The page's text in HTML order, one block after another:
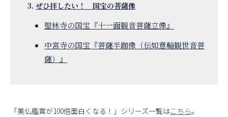
ぜひ拝したい！ 国宝の菩薩像
聖林寺の国宝『十一面観音菩薩立像』
中宮寺の国宝『菩薩半跏像（伝如意輪観世音菩
薩）』
「美仏鑑賞が100倍面白くなる！」シリーズ一覧はこちら。